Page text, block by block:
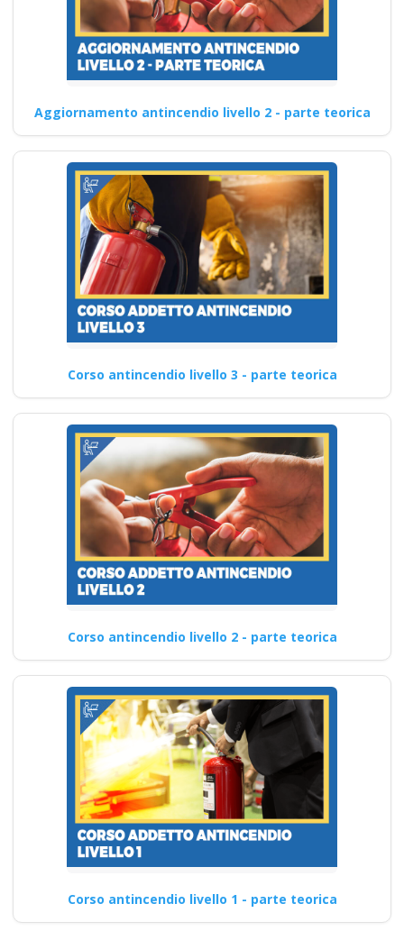
Aggiornamento antincendio livello 2 - parte teorica
Corso antincendio livello 3 - parte teorica
Corso antincendio livello 2 - parte teorica
Corso antincendio livello 1 - parte teorica